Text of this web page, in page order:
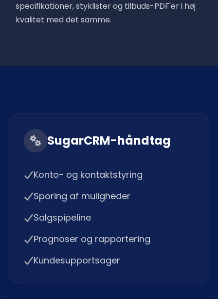
specifikationer, styklister og tilbuds-PDF'er i høj
kvalitet med det samme.
SugarCRM-håndtag
Konto- og kontaktstyring
Sporing af muligheder
Salgspipeline
Prognoser og rapportering
Kundesupportsager